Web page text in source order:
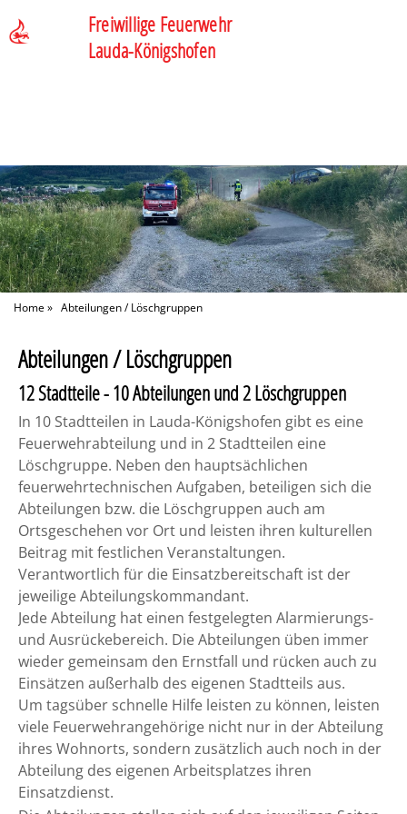
Freiwillige Feuerwehr
Lauda-Königshofen
Home» Abteilungen / Löschgruppen
Abteilungen / Löschgruppen
12 Stadtteile - 10 Abteilungen und 2 Löschgruppen
In 10 Stadtteilen in Lauda-Königshofen gibt es eine
Feuerwehrabteilung und in 2 Stadtteilen eine
Löschgruppe. Neben den hauptsächlichen
feuerwehrtechnischen Aufgaben, beteiligen sich die
Abteilungen bzw. die Löschgruppen auch am
Ortsgeschehen vor Ort und leisten ihren kulturellen
Beitrag mit festlichen Veranstaltungen.
Verantwortlich für die Einsatzbereitschaft ist der
jeweilige Abteilungskommandant.
Jede Abteilung hat einen festgelegten Alarmierungs-
und Ausrückebereich. Die Abteilungen üben immer
wieder gemeinsam den Ernstfall und rücken auch zu
Einsätzen außerhalb des eigenen Stadtteils aus.
Um tagsüber schnelle Hilfe leisten zu können, leisten
viele Feuerwehrangehörige nicht nur in der Abteilung
ihres Wohnorts, sondern zusätzlich auch noch in der
Abteilung des eigenen Arbeitsplatzes ihren
Einsatzdienst.